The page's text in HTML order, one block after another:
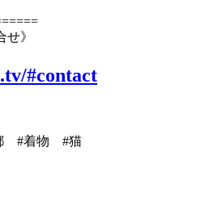
》
#contact
#着物 #猫